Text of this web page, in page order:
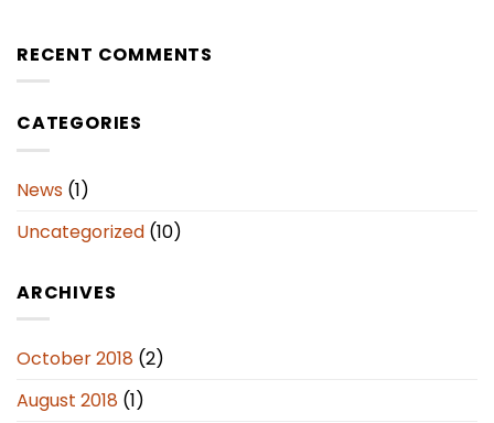
RECENT COMMENTS
CATEGORIES
News (1)
Uncategorized (10)
ARCHIVES
October 2018 (2)
August 2018 (1)